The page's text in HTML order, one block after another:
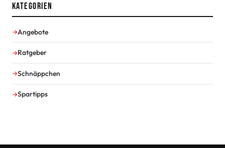
Kategorien
Angebote
Ratgeber
Schnäppchen
Spartipps